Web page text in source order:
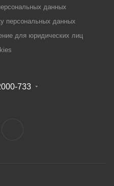
данных
персональных данных
для юридических лиц
733